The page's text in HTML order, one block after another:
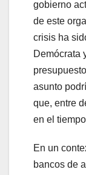
gobierno
de este
crisis ha
Demócrata
asunto
que, entre
en el
En un
bancos de